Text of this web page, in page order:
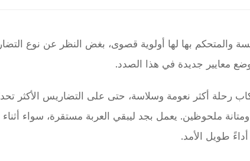
والمتحكم بها لها أولوية قصوى، بغض النظر عن نوع
معايير جديدة في هذا الصدد.
رحلة أكثر نعومة وسلاسة، حتى على التضاريس الأكثر
ملحوظين. يعمل بجد ليبقي العربة مستقرة، سواء
طويل الأمد.